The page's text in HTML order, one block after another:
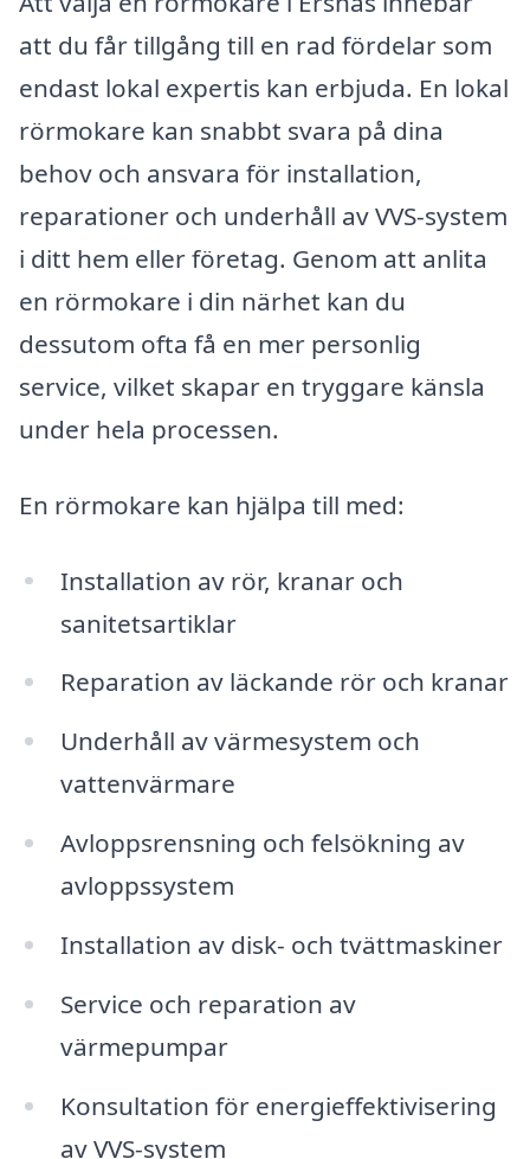
att du får tillgång till en rad fördelar som
endast lokal expertis kan erbjuda. En lokal
rörmokare kan snabbt svara på dina
behov och ansvara för installation,
reparationer och underhåll av VVS-system
i ditt hem eller företag. Genom att anlita
en rörmokare i din närhet kan du
dessutom ofta få en mer personlig
service, vilket skapar en tryggare känsla
under hela processen.
En rörmokare kan hjälpa till med:
Installation av rör, kranar och
sanitetsartiklar
Reparation av läckande rör och kranar
Underhåll av värmesystem och
vattenvärmare
Avloppsrensning och felsökning av
avloppssystem
Installation av disk- och tvättmaskiner
Service och reparation av
värmepumpar
Konsultation för energieffektivisering
av VVS-system